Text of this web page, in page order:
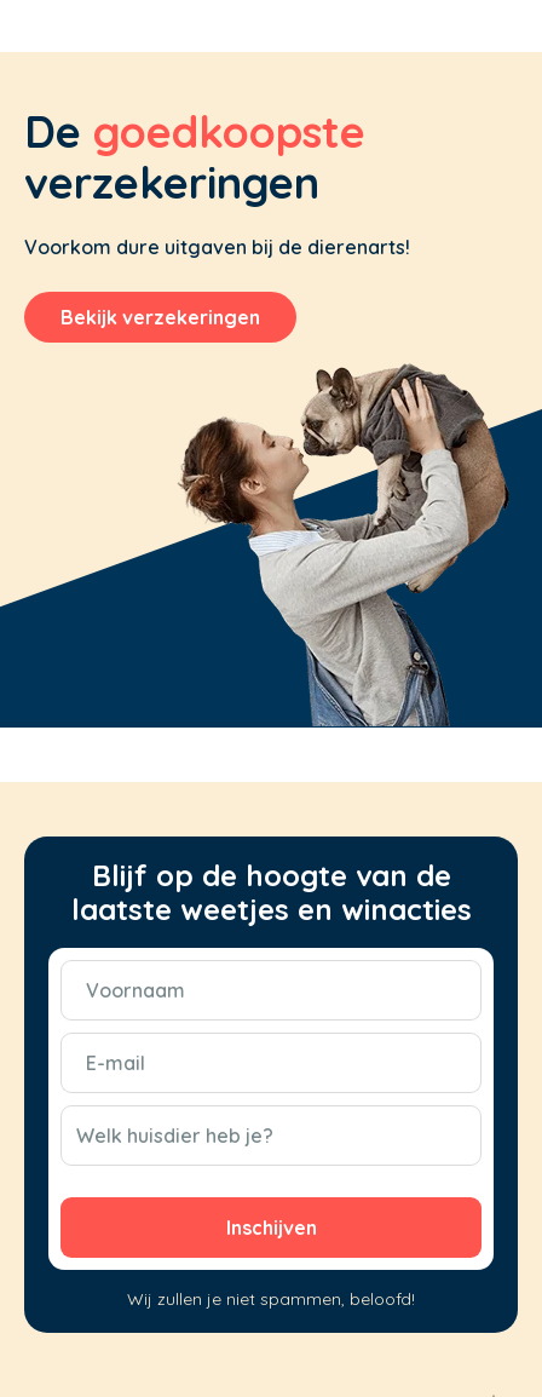
De goedkoopste
verzekeringen
Voorkom dure uitgaven bij de dierenarts!
Bekijk verzekeringen
Blijf op de hoogte van de
laatste weetjes en winacties
Voornaam
(Vereist)
E-
mail
(Vereist)
CAPTCHA
Welk huisdier heb je?
Wij zullen je niet spammen, beloofd!